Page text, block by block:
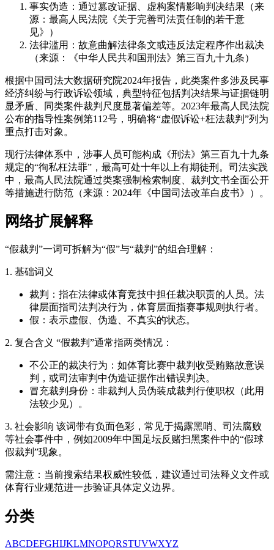
事实伪造：通过篡改证据、虚构案情影响判决结果（来
源：最高人民法院《关于完善司法责任制的若干意
见》）
法律滥用：故意曲解法律条文或违反法定程序作出裁决
（来源：《中华人民共和国刑法》第三百九十九条）
根据中国司法大数据研究院2024年报告，此类案件多涉及民事
经济纠纷与行政诉讼领域，典型特征包括判决结果与证据链明
显矛盾、同类案件裁判尺度显著偏差等。2023年最高人民法院
公布的指导性案例第112号，明确将“虚假诉讼+枉法裁判”列为
重点打击对象。
现行法律体系中，涉事人员可能构成《刑法》第三百九十九条
规定的“徇私枉法罪”，最高可处十年以上有期徒刑。司法实践
中，最高人民法院通过类案强制检索制度、裁判文书全面公开
等措施进行防范（来源：2024年《中国司法改革白皮书》）。
网络扩展解释
“假裁判”一词可拆解为“假”与“裁判”的组合理解：
1. 基础词义
裁判：指在法律或体育竞技中担任裁决职责的人员。法
律层面指司法判决行为，体育层面指赛事规则执行者。
假：表示虚假、伪造、不真实的状态。
2. 复合含义 “假裁判”通常指两类情况：
不公正的裁决行为：如体育比赛中裁判收受贿赂故意误
判，或司法审判中伪造证据作出错误判决。
冒充裁判身份：非裁判人员伪装成裁判行使职权（此用
法较少见）。
3. 社会影响 该词带有负面色彩，常见于揭露黑哨、司法腐败
等社会事件中，例如2009年中国足坛反赌扫黑案件中的“假球
假裁判”现象。
需注意：当前搜索结果权威性较低，建议通过司法释义文件或
体育行业规范进一步验证具体定义边界。
分类
ABCDEFGHIJKLMNOPQRSTUVWXYZ